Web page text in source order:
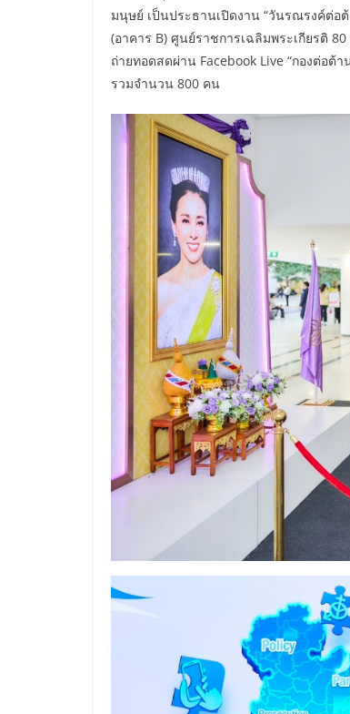
มนุษย์ เป็นประธานเปิดงาน “วันรณรงค์ต่อ
(อาคาร B) ศูนย์ราชการเฉลิมพระเกียรติ
ถ่ายทอดสดผ่าน Facebook Live “กองต่อ
รวมจำนวน 800 คน